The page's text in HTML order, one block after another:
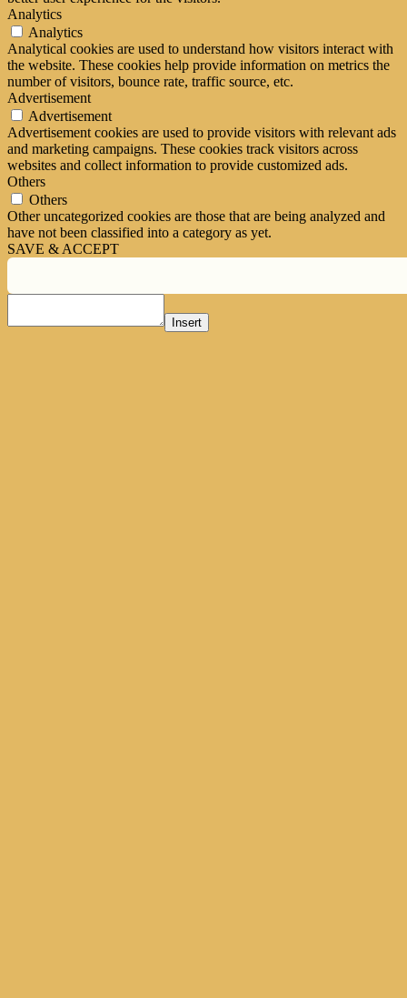
Analytics
Analytics
Analytical cookies are used to understand how visitors interact with
the website. These cookies help provide information on metrics the
number of visitors, bounce rate, traffic source, etc.
Advertisement
Advertisement
Advertisement cookies are used to provide visitors with relevant ads
and marketing campaigns. These cookies track visitors across
websites and collect information to provide customized ads.
Others
Others
Other uncategorized cookies are those that are being analyzed and
have not been classified into a category as yet.
SAVE & ACCEPT
Insert